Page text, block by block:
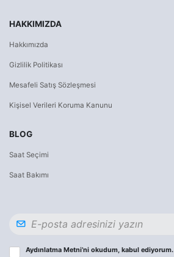
HAKKIMIZDA
Hakkımızda
Gizlilik Politikası
Mesafeli Satış Sözleşmesi
Kişisel Verileri Koruma Kanunu
BLOG
Saat Seçimi
Saat Bakımı
Aydınlatma Metni’ni okudum, kabul ediyorum.